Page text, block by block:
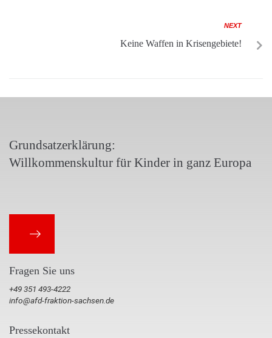
NEXT
Keine Waffen in Krisengebiete!
Grundsatzerklärung:
Willkommenskultur für Kinder in ganz Europa
Fragen Sie uns
+49 351 493-4222
info@afd-fraktion-sachsen.de
Pressekontakt